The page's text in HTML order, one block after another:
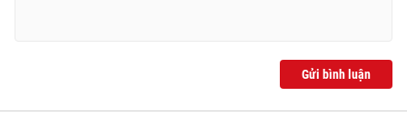
Gửi bình luận